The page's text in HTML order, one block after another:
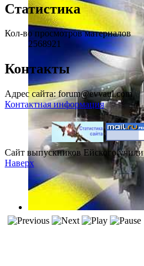
Статистика
Кол-во просмотров материалов
2568921
Контакты
Адрес сайта: forum@evvaul.com
Контактная информация
Сайт выпускников Ейского
Наверх